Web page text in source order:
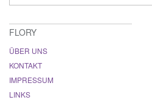
FLORY
ÜBER UNS
KONTAKT
IMPRESSUM
LINKS